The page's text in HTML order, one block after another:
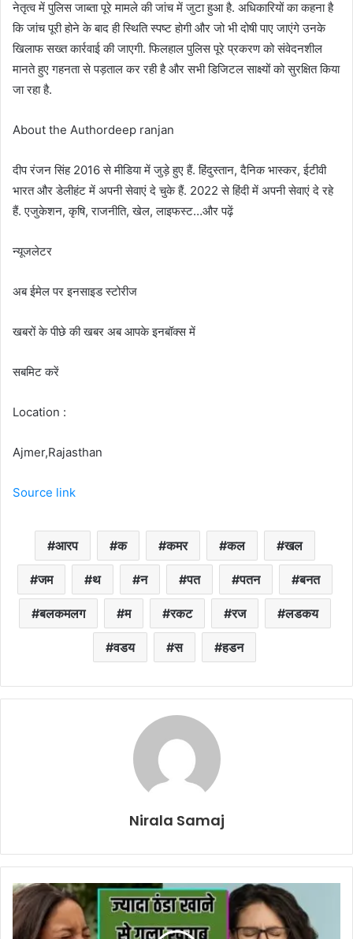
नेतृत्व में पुलिस जाब्ता पूरे मामले की जांच में जुटा हुआ है. अधिकारियों का कहना है
कि जांच पूरी होने के बाद ही स्थिति स्पष्ट होगी और जो भी दोषी पाए जाएंगे उनके
खिलाफ सख्त कार्रवाई की जाएगी. फिलहाल पुलिस पूरे प्रकरण को संवेदनशील
मानते हुए गहनता से पड़ताल कर रही है और सभी डिजिटल साक्ष्यों को सुरक्षित किया
जा रहा है.
About the Authordeep ranjan
दीप रंजन सिंह 2016 से मीडिया में जुड़े हुए हैं. हिंदुस्तान, दैनिक भास्कर, ईटीवी
भारत और डेलीहंट में अपनी सेवाएं दे चुके हैं. 2022 से हिंदी में अपनी सेवाएं दे रहे
हैं. एजुकेशन, कृषि, राजनीति, खेल, लाइफस्ट…और पढ़ें
न्यूजलेटर
अब ईमेल पर इनसाइड स्‍टोर‍ीज
खबरों के पीछे की खबर अब आपके इनबॉक्‍स में
सबमिट करें
Location :
Ajmer,Rajasthan
Source link
आरप क कमर कल खल
जम थ न पत पतन बनत
बलकमलग म रकट रज लडकय
वडय स हडन
Nirala Samaj